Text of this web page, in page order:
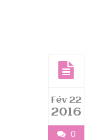
Fév 22
2016
0